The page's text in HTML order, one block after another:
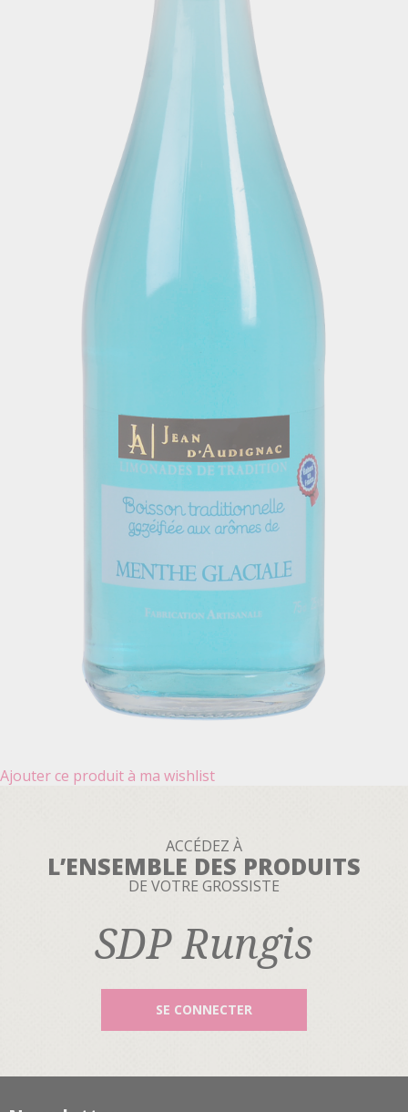
Ajouter ce produit à ma wishlist
ACCÉDEZ À
L’ENSEMBLE DES PRODUITS
DE VOTRE GROSSISTE
SDP Rungis
SE CONNECTER